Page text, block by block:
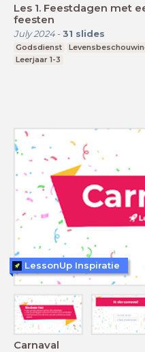
Les 1. Feestdagen met
feesten
July 2024- 31 slides
Godsdienst
Leerjaar 1-3
Carnaval
LessonUp Inspiratie